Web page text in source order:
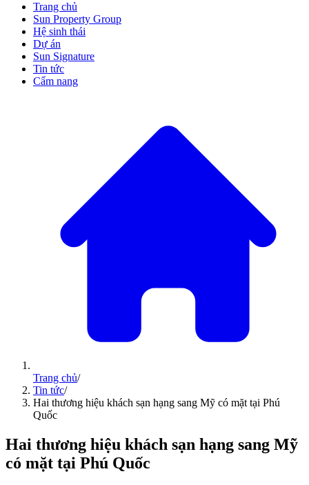
Trang chủ
Sun Property Group
Hệ sinh thái
Dự án
Sun Signature
Tin tức
Cẩm nang
Trang chủ/
Tin tức/
Hai thương hiệu khách sạn hạng sang Mỹ có mặt tại Phú
Quốc
Hai thương hiệu khách sạn hạng sang Mỹ
có mặt tại Phú Quốc